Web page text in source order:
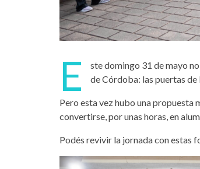
E
ste domingo 31 de mayo
de Córdoba: las puertas
Pero esta vez hubo una propuesta
convertirse, por unas horas, en
Podés revivir la jornada con estas